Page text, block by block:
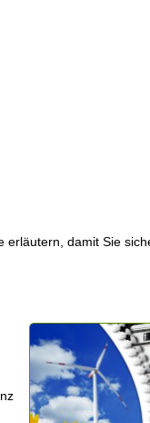
damit Sie